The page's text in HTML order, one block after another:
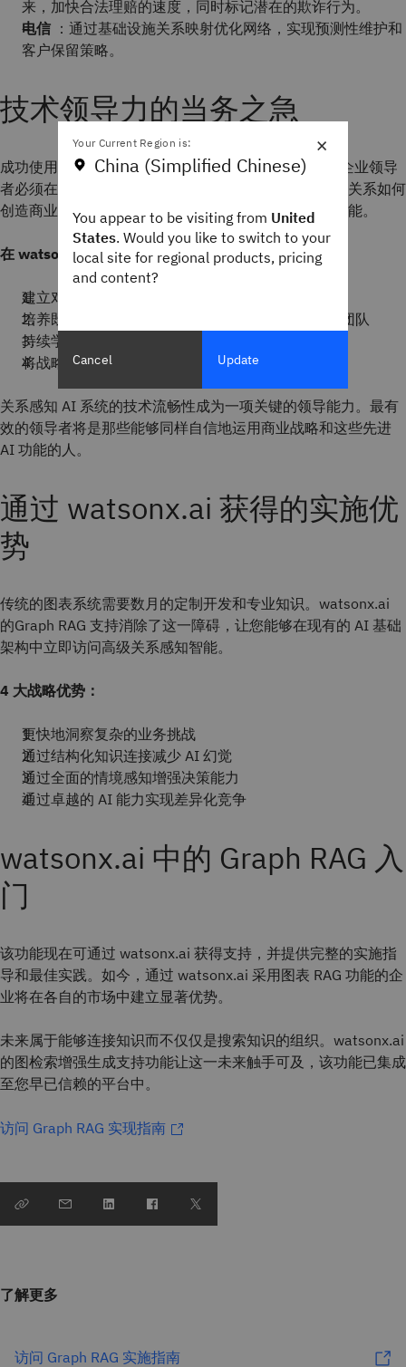
来，加快合法理赔的速度，同时标记潜在的欺诈行为。
电信 ：通过基础设施关系映射优化网络，实现预测性维护和
客户保留策略。
技术领导力的当务之急
成功使用 Graph RAG 功能需要的不仅仅是部署。现代企业领导
者必须在组织内部培养图思维能力。这意味着了解知识关系如何
创造商业价值并建立将技术实施与战略成果相连接的功能。
在 watsonx.ai 上利用 Graph RAG 的 4 个关键原则：
建立对关系感知 AI 系统的基础理解
培养既了解领域专业知识又了解图表概念的跨职能团队
持续学习知识网络优化
将战略愿景与技术图表实施联系起来
关系感知 AI 系统的技术流畅性成为一项关键的领导能力。最有
效的领导者将是那些能够同样自信地运用商业战略和这些先进
AI 功能的人。
通过 watsonx.ai 获得的实施优
势
传统的图表系统需要数月的定制开发和专业知识。watsonx.ai
的Graph RAG 支持消除了这一障碍，让您能够在现有的 AI 基础
架构中立即访问高级关系感知智能。
4 大战略优势：
更快地洞察复杂的业务挑战
通过结构化知识连接减少 AI 幻觉
通过全面的情境感知增强决策能力
通过卓越的 AI 能力实现差异化竞争
watsonx.ai 中的 Graph RAG 入
门
该功能现在可通过 watsonx.ai 获得支持，并提供完整的实施指
导和最佳实践。如今，通过 watsonx.ai 采用图表 RAG 功能的企
业将在各自的市场中建立显著优势。
未来属于能够连接知识而不仅仅是搜索知识的组织。watsonx.ai
的图检索增强生成支持功能让这一未来触手可及，该功能已集成
至您早已信赖的平台中。
访问 Graph RAG 实现指南
了解更多
访问 Graph RAG 实施指南
×
Your Current Region is:
China (Simplified Chinese)
You appear to be visiting from United
States. Would you like to switch to your
local site for regional products, pricing
and content?
Cancel Update